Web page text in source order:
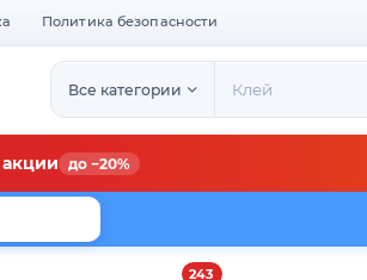
Политика безопасности
Все категории
до −20%
243